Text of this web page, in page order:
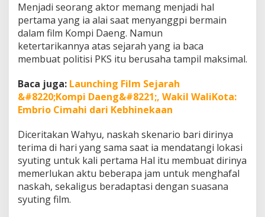
Menjadi seorang aktor memang menjadi hal
pertama yang ia alai saat menyanggpi bermain
dalam film Kompi Daeng. Namun
ketertarikannya atas sejarah yang ia baca
membuat politisi PKS itu berusaha tampil maksimal.
Baca juga: Launching Film Sejarah
&#8220;Kompi Daeng&#8221;, Wakil WaliKota:
Embrio Cimahi dari Kebhinekaan
Diceritakan Wahyu, naskah skenario bari dirinya
terima di hari yang sama saat ia mendatangi lokasi
syuting untuk kali pertama Hal itu membuat dirinya
memerlukan aktu beberapa jam untuk menghafal
naskah, sekaligus beradaptasi dengan suasana
syuting film.